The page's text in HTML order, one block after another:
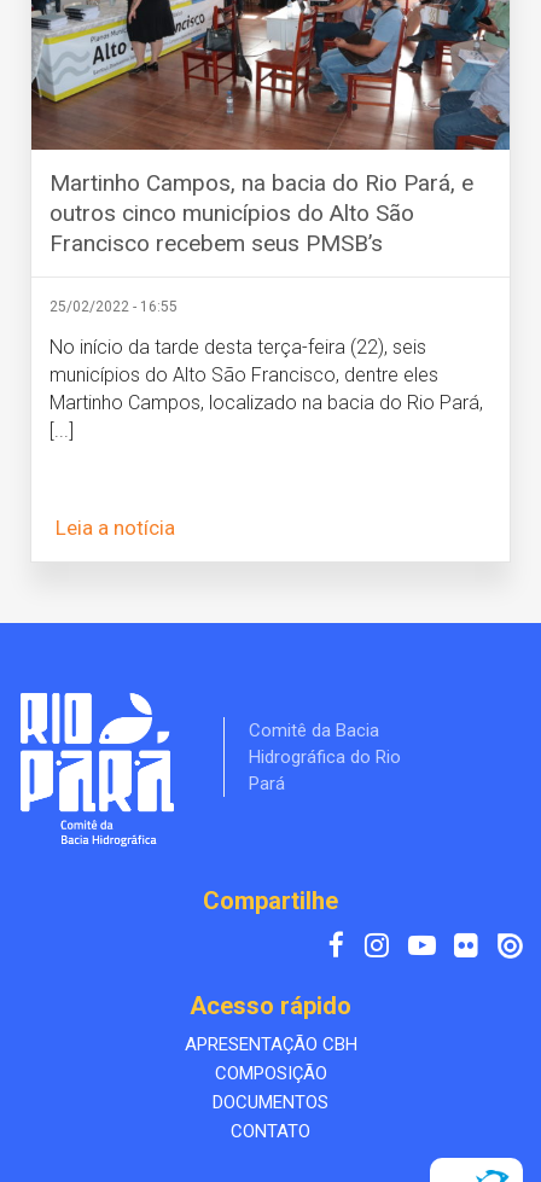
Martinho Campos, na bacia do Rio Pará, e
outros cinco municípios do Alto São
Francisco recebem seus PMSB’s
25/02/2022 - 16:55
No início da tarde desta terça-feira (22), seis
municípios do Alto São Francisco, dentre eles
Martinho Campos, localizado na bacia do Rio Pará,
[...]
Leia a notícia
Comitê da Bacia
Hidrográfica do Rio
Pará
Compartilhe
Acesso rápido
APRESENTAÇÃO CBH
COMPOSIÇÃO
DOCUMENTOS
CONTATO